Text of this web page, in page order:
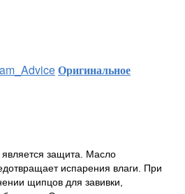
Оригинальное
защита. Масло
испарения влаги. При
щипцов для завивки,